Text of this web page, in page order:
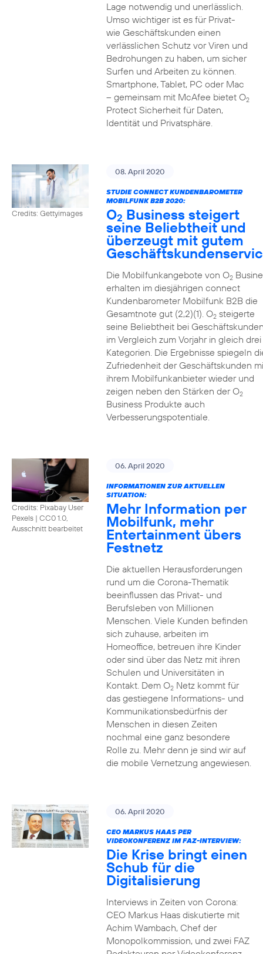
Lage notwendig und unerlässlich.
Umso wichtiger ist es für Privat-
wie Geschäftskunden einen
verlässlichen Schutz vor Viren und
Bedrohungen zu haben, um sicher
Surfen und Arbeiten zu können.
Smartphone, Tablet, PC oder Mac
– gemeinsam mit McAfee bietet O2
Protect Sicherheit für Daten,
Identität und Privatsphäre.
Credits: Gettyimages
08. April 2020
STUDIE CONNECT KUNDENBAROMETER
MOBILFUNK B2B 2020:
O2 Business steigert
seine Beliebtheit und
überzeugt mit gutem
Die Mobilfunkangebote von O2
erhalten im diesjährigen connect
Kundenbarometer Mobilfunk B2B die
Gesamtnote gut (2,2)(1). O2steigerte
seine Beliebtheit bei
im Vergleich zum Vorjahr in gleich drei
Kategorien. Die Ergebnisse spiegeln
Zufriedenheit der Geschäftskunden
ihrem Mobilfunkanbieter wieder und
zeigen neben den Stärken der O2
Business Produkte auch
Verbesserungspotentiale.
Credits: Pixabay User
Pexels | CC0 1.0,
Ausschnitt bearbeitet
06. April 2020
INFORMATIONEN ZUR AKTUELLEN
SITUATION:
Mehr Information per
Mobilfunk, mehr
Entertainment übers
Festnetz
Die aktuellen Herausforderungen
rund um die Corona-Thematik
beeinflussen das Privat- und
Berufsleben von Millionen
Menschen. Viele Kunden befinden
sich zuhause, arbeiten im
Homeoffice, betreuen ihre Kinder
oder sind über das Netz mit ihren
Schulen und Universitäten in
Kontakt. Dem O2Netz kommt für
das gestiegene Informations- und
Kommuni­ka­tions­bedürfnis­ der
Menschen in diesen Zeiten
nochmal eine ganz besondere
Rolle zu. Mehr denn je sind wir auf
die mobile Vernetzung angewiesen.
06. April 2020
CEO MARKUS HAAS PER
VIDEOKONFERENZ IM FAZ-INTERVIEW:
Die Krise bringt einen
Schub für die
Digitalisierung
Interviews in Zeiten von Corona:
CEO Markus Haas diskutierte mit
Achim Wambach, Chef der
Monopolkommission, und zwei FAZ